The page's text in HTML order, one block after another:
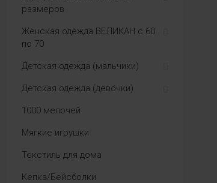
размеров
Женская одежда ВЕЛИКАН с 60
по 70
Детская одежда (мальчики)
Детская одежда (девочки)
1000 мелочей
Мягкие игрушки
Текстиль для дома
Кепка/Бейсболки